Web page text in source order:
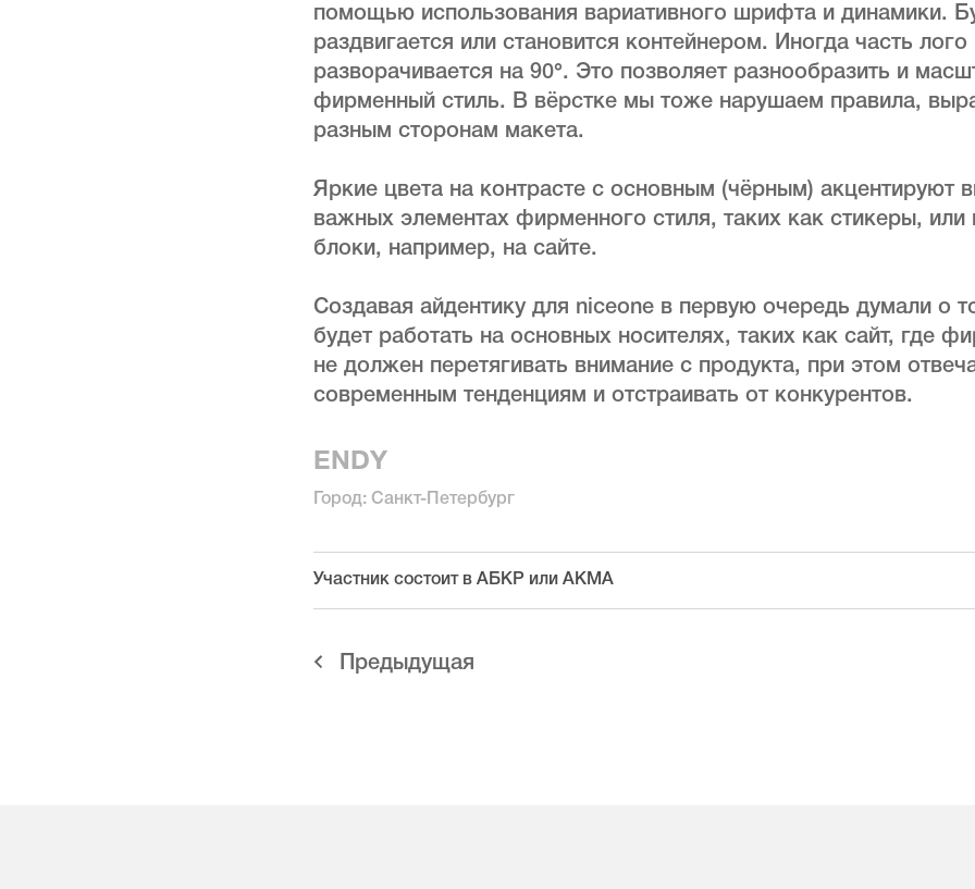
помощью использования вариативного шрифта и динамики.
раздвигается или становится контейнером. Иногда часть лого
разворачивается на 90°. Это позволяет разнообразить и
фирменный стиль. В вёрстке мы тоже нарушаем правила,
разным сторонам макета.
Яркие цвета на контрасте с основным (чёрным) акцентируют
важных элементах фирменного стиля, таких как стикеры,
блоки, например, на сайте.
Создавая айдентику для niceone в первую очередь думали о
будет работать на основных носителях, таких как сайт, где
не должен перетягивать внимание с продукта, при этом
современным тенденциям и отстраивать от конкурентов.
ENDY
Город: Санкт-Петербург
Участник состоит в АБКР или АКМА
Предыдущая